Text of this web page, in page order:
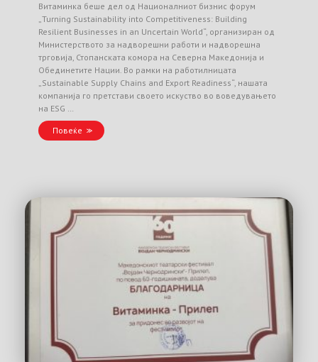
Витаминка беше дел од Националниот бизнис форум
„Turning Sustainability into Competitiveness: Building
Resilient Businesses in an Uncertain World“, организиран од
Министерството за надворешни работи и надворешна
трговија, Стопанската комора на Северна Македонија и
Обединетите Нации. Во рамки на работилницата
„Sustainable Supply Chains and Export Readiness“, нашата
компанија го претстави своето искуство во воведувањето
на ESG …
Повеќе